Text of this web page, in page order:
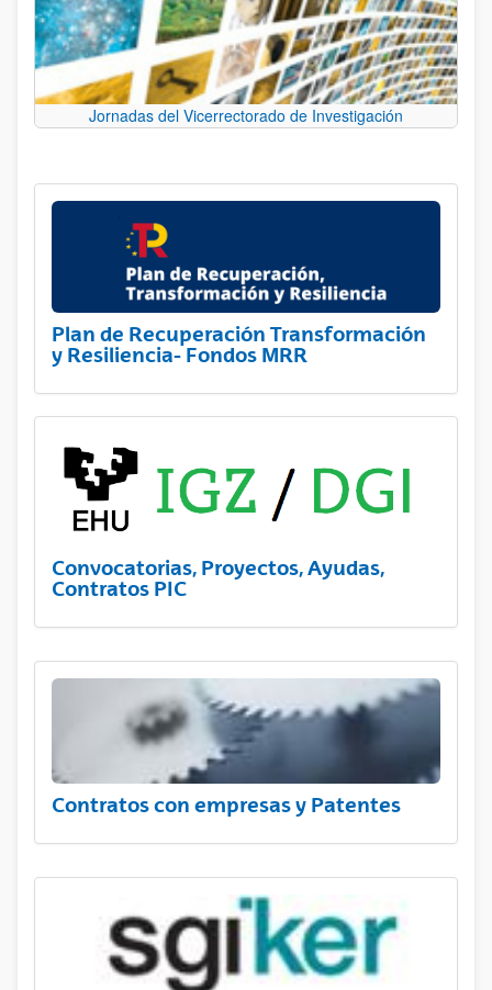
Jornadas del Vicerrectorado de Investigación
Plan de Recuperación Transformación
y Resiliencia- Fondos MRR
Convocatorias, Proyectos, Ayudas,
Contratos PIC
Contratos con empresas y Patentes